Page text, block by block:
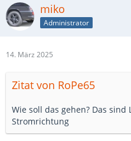
miko
Administrator
14. März 2025
Zitat von RoPe65
Wie soll das gehen? Das sind
Stromrichtung